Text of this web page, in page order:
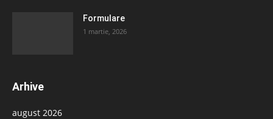
Formulare
1 martie, 2026
Arhive
august 2026